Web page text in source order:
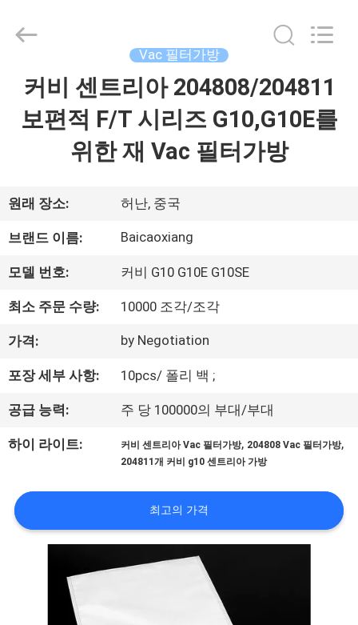
우
리
에
공
여
Developed
Vac 필터가방
커비 센트리아 204808/204811
보편적 F/T 시리즈 G10,G10E를
위한 재 Vac 필터가방
원래 장소: 허난, 중국
브랜드 이름: Baicaoxiang
모델 번호: 커비 G10 G10E G10SE
최소 주문 수량: 10000 조각/조각
가격: by Negotiation
포장 세부 사항: 10pcs/ 폴리 백 ;
공급 능력: 주 당 100000의 부대/부대
하이 라이트: 커비 센트리아 Vac 필터가방, 204808 Vac 필터가방,
204811개 커비 g10 센트리아 가방
최고의 가격